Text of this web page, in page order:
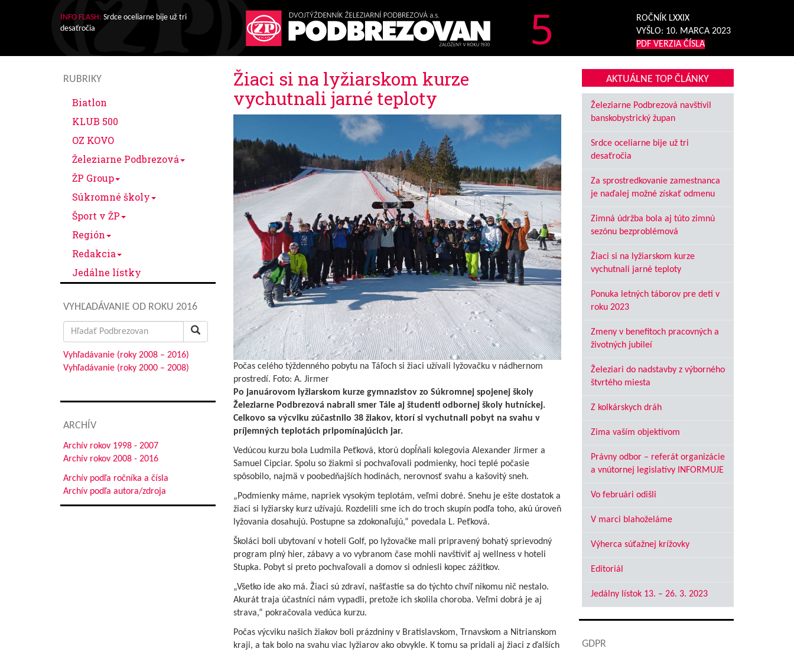
INFO FLASH: Srdce oceliarne bije už tri
desaťročia
5
ROČNÍK LXXIX
VYŠLO: 10. MARCA 2023
PDF VERZIA ČÍSLA
RUBRIKY
Biatlon
KLUB 500
OZ KOVO
Železiarne Podbrezová
ŽP Group
Súkromné školy
Šport v ŽP
Región
Redakcia
Jedálne lístky
VYHĽADÁVANIE OD ROKU 2016
Search
for:
Vyhľadávanie (roky 2008 – 2016)
Vyhľadávanie (roky 2000 – 2008)
ARCHÍV
Archív rokov 1998 - 2007
Archív rokov 2008 - 2016
Archív podľa ročníka a čísla
Archív podľa autora/zdroja
Žiaci si na lyžiarskom kurze
vychutnali jarné teploty
Počas celého týždenného pobytu na Táľoch si žiaci užívali lyžovačku v nádhernom
prostredí. Foto: A. Jirmer
Po januárovom lyžiarskom kurze gymnazistov zo Súkromnej spojenej školy
Železiarne Podbrezová nabrali smer Tále aj študenti odbornej školy hutníckej.
Celkovo sa výcviku zúčastnilo 38 žiakov, ktorí si vychutnali pobyt na svahu v
príjemných teplotách pripomínajúcich jar.
Vedúcou kurzu bola Ludmila Peťková, ktorú dopĺňali kolegovia Alexander Jirmer a
Samuel Cipciar. Spolu so žiakmi si pochvaľovali podmienky, hoci teplé počasie
spôsobilo, najmä v poobedňajších hodinách, nerovnosť svahu a kašovitý sneh.
„Podmienky máme, napriek vysokým teplotám, veľmi dobré. Snehu je ešte dostatok a
žiaci si lyžiarsky kurz užívajú. Rozdelili sme ich do troch skupín podľa toho, akú úroveň
lyžovania dosahujú. Postupne sa zdokonaľujú,“ povedala L. Peťková.
Školáci boli ubytovaní v hoteli Golf, po lyžovačke mali pripravený bohatý sprievodný
program plný hier, zábavy a vo vybranom čase mohli navštíviť aj wellness v hoteli
Stupka. Pobyt si preto pochvaľovali a domov si odniesli kopec zážitkov.
„Všetko ide ako má. Žiaci sú zdraví, našťastie sa do týchto chvíľ nikomu nič nestalo.
Akurát traja účastníci nám vypadli, pretože ich skolila choroba. Veľmi dobrá je aj
strava,“ pokračovala vedúca kurzu.
Počas výcviku našich žiakov boli prázdniny v Bratislavskom, Trnavskom a Nitrianskom
kraji, a tak bolo na svahu viac lyžiarov ako obvykle. K tomu sa pridali aj žiaci z ďalších
AKTUÁLNE TOP ČLÁNKY
Železiarne Podbrezová navštívil
banskobystrický župan
Srdce oceliarne bije už tri
desaťročia
Za sprostredkovanie zamestnanca
je naďalej možné získať odmenu
Zimná údržba bola aj túto zimnú
sezónu bezproblémová
Žiaci si na lyžiarskom kurze
vychutnali jarné teploty
Ponuka letných táborov pre deti v
roku 2023
Zmeny v benefitoch pracovných a
životných jubileí
Železiari do nadstavby z výborného
štvrtého miesta
Z kolkárskych dráh
Zima vaším objektívom
Právny odbor – referát organizácie
a vnútornej legislatívy INFORMUJE
Vo februári odišli
V marci blahoželáme
Výherca súťažnej krížovky
Editoriál
Jedálny lístok 13. – 26. 3. 2023
GDPR